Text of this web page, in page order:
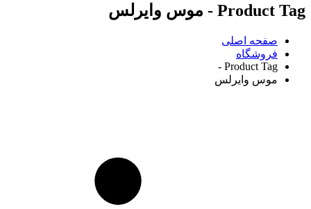
Product Tag - موس وایرلس
صفحه اصلی
فروشگاه
Product Tag -
موس وایرلس